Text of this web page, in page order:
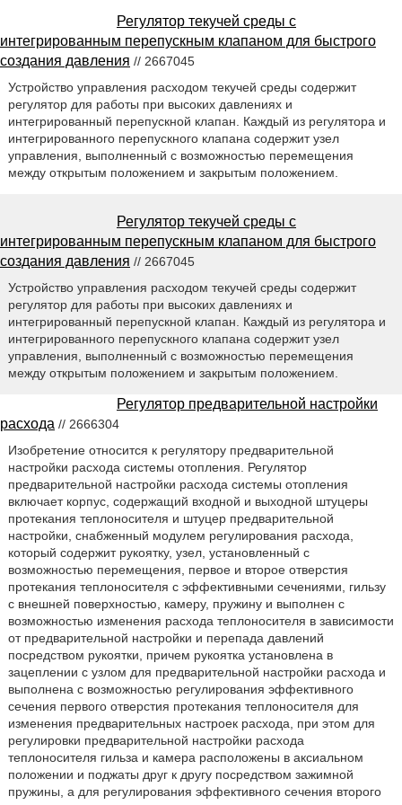
Регулятор текучей среды с
интегрированным перепускным клапаном для быстрого
создания давления // 2667045
Устройство управления расходом текучей среды содержит
регулятор для работы при высоких давлениях и
интегрированный перепускной клапан. Каждый из регулятора и
интегрированного перепускного клапана содержит узел
управления, выполненный с возможностью перемещения
между открытым положением и закрытым положением.
Регулятор текучей среды с
интегрированным перепускным клапаном для быстрого
создания давления // 2667045
Устройство управления расходом текучей среды содержит
регулятор для работы при высоких давлениях и
интегрированный перепускной клапан. Каждый из регулятора и
интегрированного перепускного клапана содержит узел
управления, выполненный с возможностью перемещения
между открытым положением и закрытым положением.
Регулятор предварительной настройки
расхода // 2666304
Изобретение относится к регулятору предварительной
настройки расхода системы отопления. Регулятор
предварительной настройки расхода системы отопления
включает корпус, содержащий входной и выходной штуцеры
протекания теплоносителя и штуцер предварительной
настройки, снабженный модулем регулирования расхода,
который содержит рукоятку, узел, установленный с
возможностью перемещения, первое и второе отверстия
протекания теплоносителя с эффективными сечениями, гильзу
с внешней поверхностью, камеру, пружину и выполнен с
возможностью изменения расхода теплоносителя в зависимости
от предварительной настройки и перепада давлений
посредством рукоятки, причем рукоятка установлена в
зацеплении с узлом для предварительной настройки расхода и
выполнена с возможностью регулирования эффективного
сечения первого отверстия протекания теплоносителя для
изменения предварительных настроек расхода, при этом для
регулировки предварительной настройки расхода
теплоносителя гильза и камера расположены в аксиальном
положении и поджаты друг к другу посредством зажимной
пружины, а для регулирования эффективного сечения второго